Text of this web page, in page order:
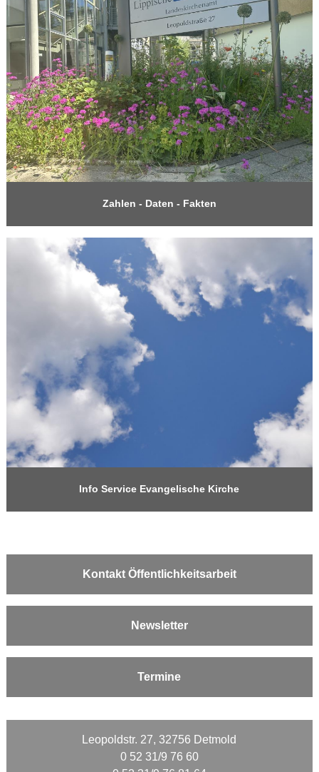
Zahlen - Daten - Fakten
Info Service Evangelische Kirche
Kontakt Öffentlichkeitsarbeit
Newsletter
Termine
Leopoldstr. 27, 32756 Detmold
0 52 31/9 76 60